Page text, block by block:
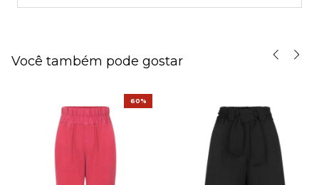
Você também pode gostar
60%